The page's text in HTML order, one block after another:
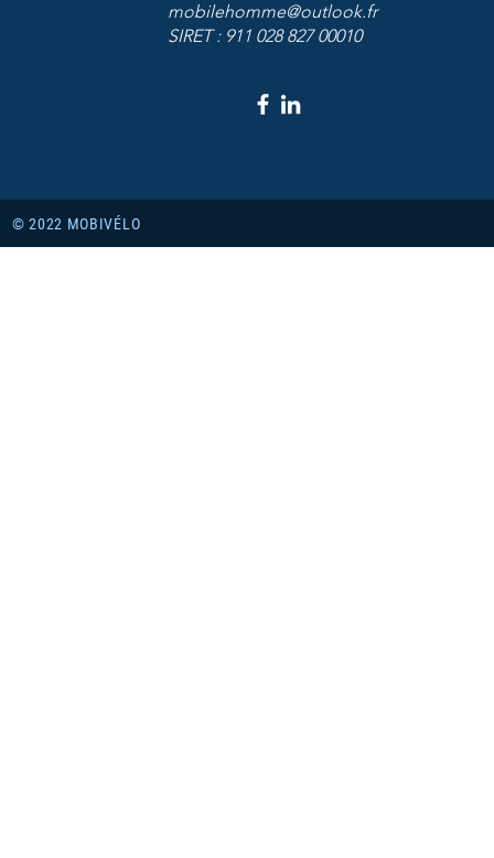
mobilehomme@outlook.fr
SIRET : 911 028 827 00010
© 2022 MOBIVÉLO